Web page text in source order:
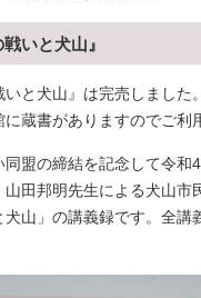
いと犬山』
いと犬山』は完売しました
蔵書がありますのでご利
盟の締結を記念して令和
田邦明先生による犬山市
山」の講義録です。全講